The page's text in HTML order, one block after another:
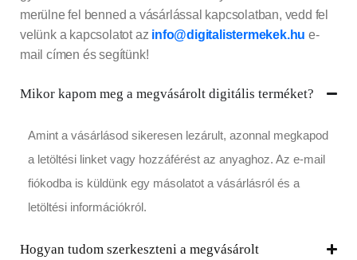
merülne fel benned a vásárlással kapcsolatban, vedd fel
velünk a kapcsolatot az info@digitalistermekek.hu e-
mail címen és segítünk!
Mikor kapom meg a megvásárolt digitális terméket?
Amint a vásárlásod sikeresen lezárult, azonnal megkapod
a letöltési linket vagy hozzáférést az anyaghoz. Az e-mail
fiókodba is küldünk egy másolatot a vásárlásról és a
letöltési információkról.
Hogyan tudom szerkeszteni a megvásárolt